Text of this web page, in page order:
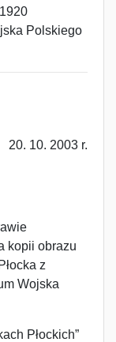
Polskiego
20. 10. 2003 r.
kopii obrazu
z
Wojska
Płockich”